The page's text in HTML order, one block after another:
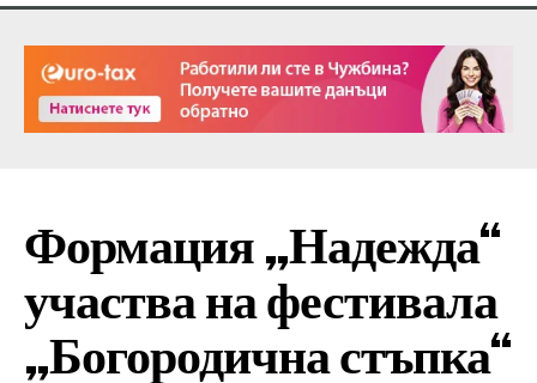
Формация „Надежда“
участва на фестивала
„Богородична стъпка“